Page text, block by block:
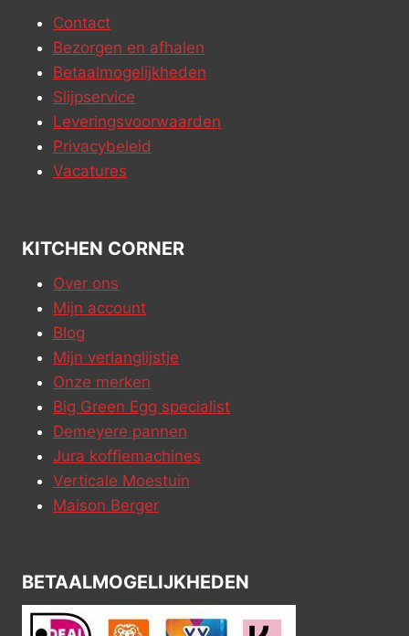
Contact
Bezorgen en afhalen
Betaalmogelijkheden
Slijpservice
Leveringsvoorwaarden
Privacybeleid
Vacatures
KITCHEN CORNER
Over ons
Mijn account
Blog
Mijn verlanglijstje
Onze merken
Big Green Egg specialist
Demeyere pannen
Jura koffiemachines
Verticale Moestuin
Maison Berger
BETAALMOGELIJKHEDEN